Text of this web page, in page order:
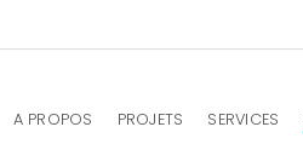
A PROPOS PROJETS SERVICES